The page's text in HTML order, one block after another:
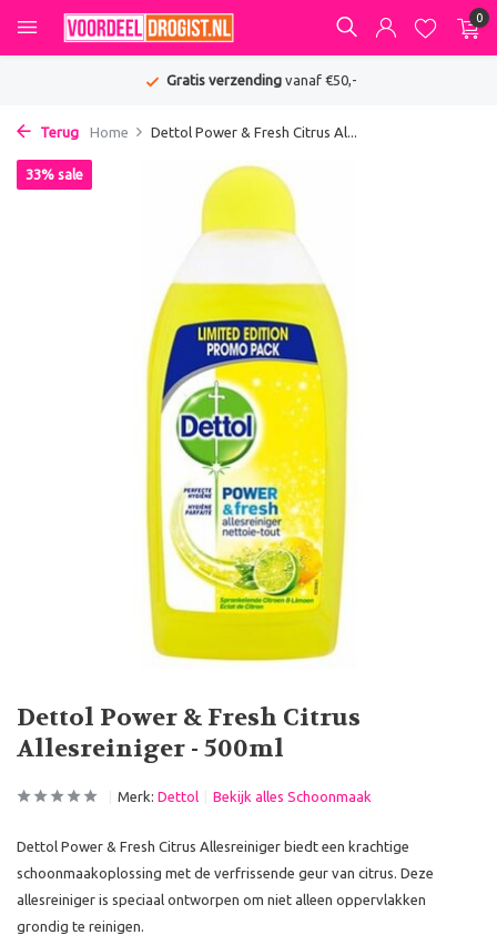
0
Gratis verzendingvanaf €50,-
Terug Home Dettol Power & Fresh Citrus Al...
Dettol Power & Fresh Citrus
Allesreiniger - 500ml
33% sale
Merk: Dettol Bekijk alles Schoonmaak
Dettol Power & Fresh Citrus Allesreiniger biedt een krachtige
schoonmaakoplossing met de verfrissende geur van citrus. Deze
allesreiniger is speciaal ontworpen om niet alleen oppervlakken
grondig te reinigen.